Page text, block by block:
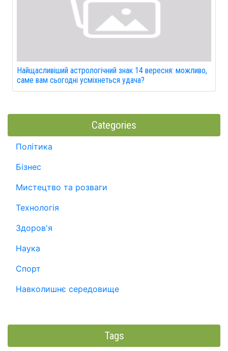
Найщасливіший астрологічний знак 14 вересня: можливо,
саме вам сьогодні усміхнеться удача?
Categories
Політика
Бізнес
Мистецтво та розваги
Технологія
Здоров'я
Наука
Спорт
Навколишнє середовище
Tags